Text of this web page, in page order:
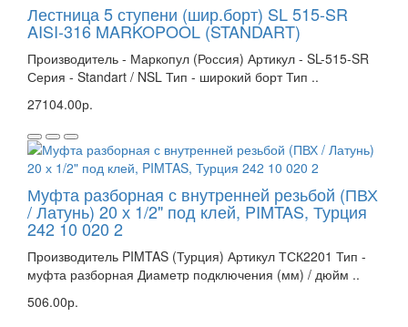
Лестница 5 ступени (шир.борт) SL 515-SR
AISI-316 MARKOPOOL (STANDART)
Производитель - Маркопул (Россия) Артикул - SL-515-SR
Серия - Standart / NSL Тип - широкий борт Тип ..
27104.00р.
Муфта разборная с внутренней резьбой (ПВХ
/ Латунь) 20 х 1/2" под клей, PIMTAS, Турция
242 10 020 2
Производитель PIMTAS (Турция) Артикул ТСК2201 Тип -
муфта разборная Диаметр подключения (мм) / дюйм ..
506.00р.